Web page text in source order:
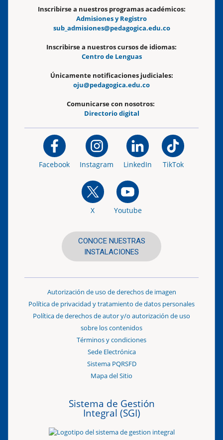
Inscribirse a nuestros programas académicos:
Admisiones y Registro
sub_admisiones@pedagogica.edu.co
Inscribirse a nuestros cursos de idiomas:
Centro de Lenguas
Únicamente notificaciones judiciales:
oju@pedagogica.edu.co
Comunicarse con nosotros:
Directorio digital
Facebook Instagram LinkedIn TikTok
X Youtube
CONOCE NUESTRAS
INSTALACIONES
Autorización de uso de derechos de imagen
Política de privacidad y tratamiento de datos personales
Política de derechos de autor y/o autorización de uso
sobre los contenidos
Términos y condiciones
Sede Electrónica
Sistema PQRSFD
Mapa del Sitio
Sistema de Gestión
Integral (SGI)